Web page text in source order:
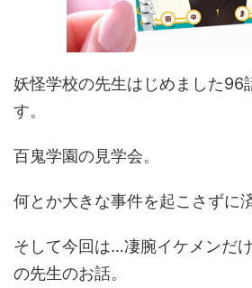
妖怪学校の先生はじめました96
す。
百鬼学園の見学会。
何とか大きな事件を起こさずに
そして今回は…凄腕イケメンだ
の先生のお話。